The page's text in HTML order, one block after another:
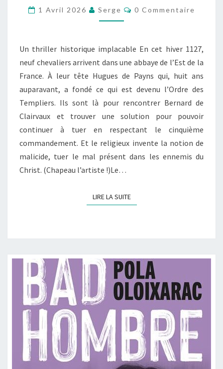
DES
TEMPLIERS
1 Avril 2026 Serge Commentaires
0 Commentaire
Un thriller historique implacable En cet hiver 1127,
neuf chevaliers arrivent dans une abbaye de l’Est de la
France. À leur tête Hugues de Payns qui, huit ans
auparavant, a fondé ce qui est devenu l’Ordre des
Templiers. Ils sont là pour rencontrer Bernard de
Clairvaux et trouver une solution pour pouvoir
continuer à tuer en respectant le cinquième
commandement. Et le religieux invente la notion de
malicide, tuer le mal présent dans les ennemis du
Christ. (Chapeau l’artiste !)Le…
LIRE LA SUITELIRE LA SUITE